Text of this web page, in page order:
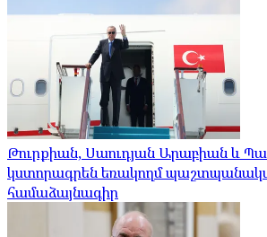
Թուրքիան, Սաուդյան Արաբիան և
կստորագրեն եռակողմ
համաձայնագիր